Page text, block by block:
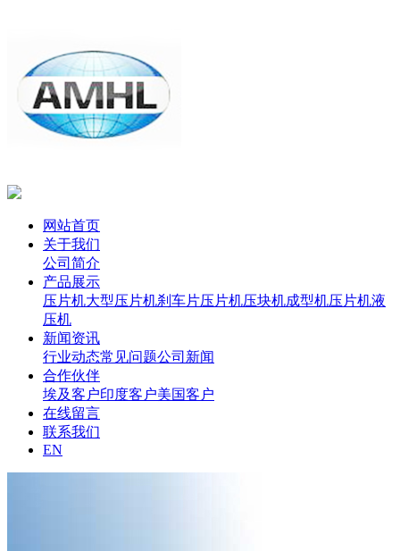
网站首页
关于我们
公司简介
产品展示
压片机大型压片机刹车片压片机压块机成型机压片机液
压机
新闻资讯
行业动态常见问题公司新闻
合作伙伴
埃及客户印度客户美国客户
在线留言
联系我们
EN